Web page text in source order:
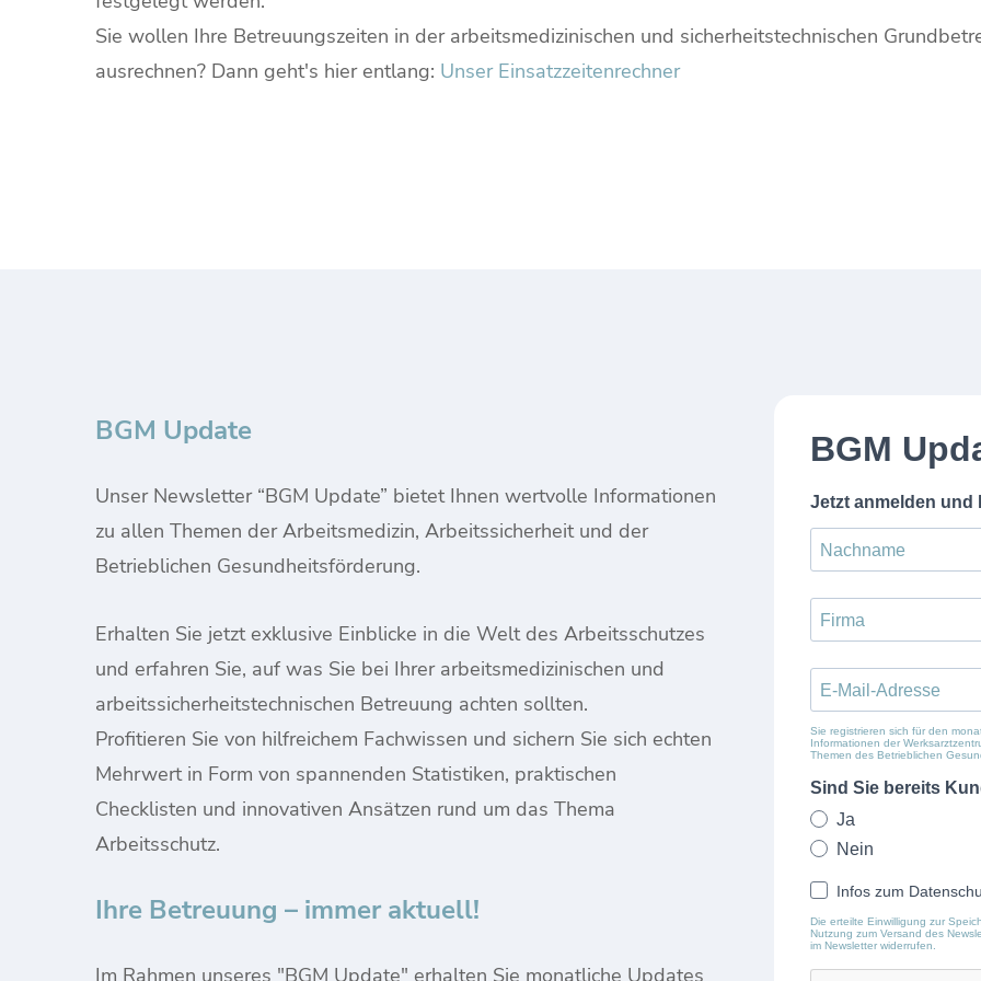
Sie wollen Ihre Betreuungszeiten in der arbeitsmedizinischen und sicherheitstechnischen
ausrechnen? Dann geht's hier entlang: Unser Einsatzzeitenrechner
BGM Update
Unser Newsletter “BGM Update” bietet Ihnen wertvolle Informationen
zu allen Themen der Arbeitsmedizin, Arbeitssicherheit und der
Betrieblichen Gesundheitsförderung.
Erhalten Sie jetzt exklusive Einblicke in die Welt des Arbeitsschutzes
und erfahren Sie, auf was Sie bei Ihrer arbeitsmedizinischen und
arbeitssicherheitstechnischen Betreuung achten sollten.
Profitieren Sie von hilfreichem Fachwissen und sichern Sie sich echten
Mehrwert in Form von spannenden Statistiken, praktischen
Checklisten und innovativen Ansätzen rund um das Thema
Arbeitsschutz.
Ihre Betreuung – immer aktuell!
Im Rahmen unseres "BGM Update" erhalten Sie monatliche Updates